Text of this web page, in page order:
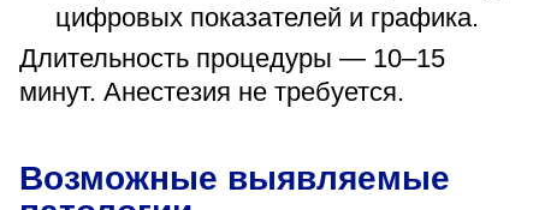
цифровых показателей и графика.
Длительность процедуры — 10–15
минут. Анестезия не требуется.
Возможные выявляемые